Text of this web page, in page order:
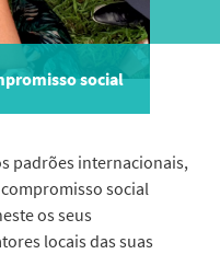
social
padrões internacionais,
compromisso social
os seus
locais das suas